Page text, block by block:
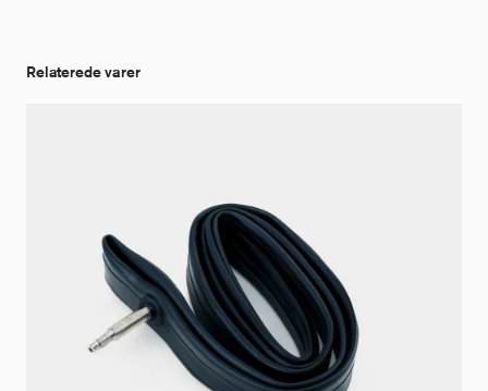
Relaterede varer